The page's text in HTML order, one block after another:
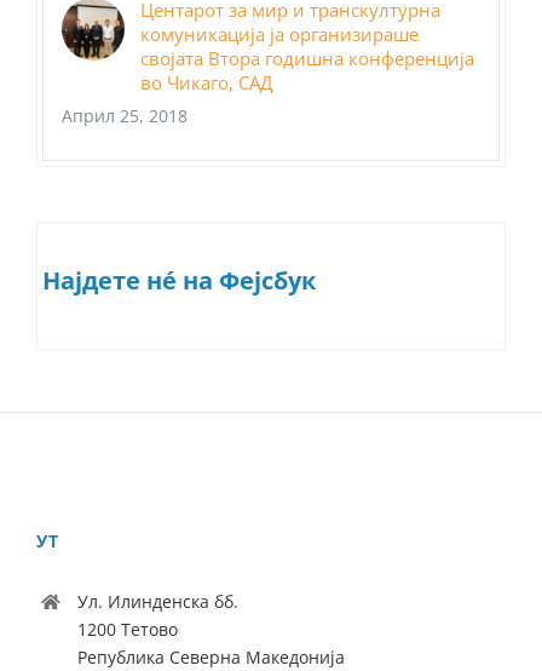
Центарот за мир и транскултурна
комуникација ја организираше
својата Втора годишна конференција
во Чикаго, САД
Април 25, 2018
Најдете нé на Фејсбук
УТ
Ул. Илинденска бб.
1200 Тетово
Република Северна Македонија